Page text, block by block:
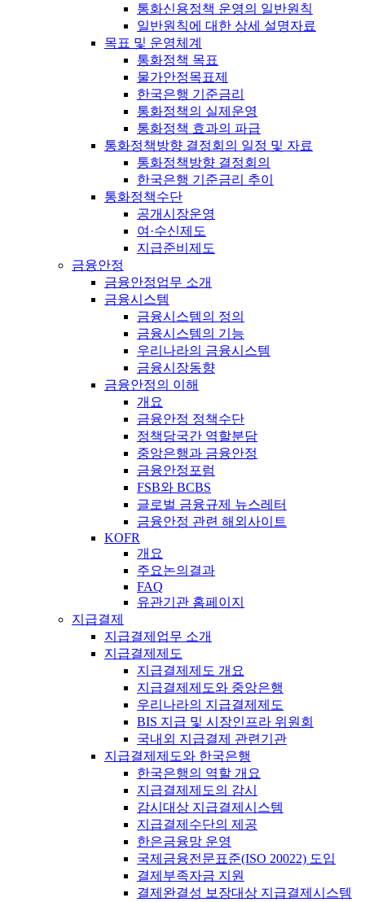
통화신용정책 운영의 일반원칙
일반원칙에 대한 상세 설명자료
목표 및 운영체계
통화정책 목표
물가안정목표제
한국은행 기준금리
통화정책의 실제운영
통화정책 효과의 파급
통화정책방향 결정회의 일정 및 자료
통화정책방향 결정회의
한국은행 기준금리 추이
통화정책수단
공개시장운영
여·수신제도
지급준비제도
금융안정
금융안정업무 소개
금융시스템
금융시스템의 정의
금융시스템의 기능
우리나라의 금융시스템
금융시장동향
금융안정의 이해
개요
금융안정 정책수단
정책당국간 역할분담
중앙은행과 금융안정
금융안정포럼
FSB와 BCBS
글로벌 금융규제 뉴스레터
금융안정 관련 해외사이트
KOFR
개요
주요논의결과
FAQ
유관기관 홈페이지
지급결제
지급결제업무 소개
지급결제제도
지급결제제도 개요
지급결제제도와 중앙은행
우리나라의 지급결제제도
BIS 지급 및 시장인프라 위원회
국내외 지급결제 관련기관
지급결제제도와 한국은행
한국은행의 역할 개요
지급결제제도의 감시
감시대상 지급결제시스템
지급결제수단의 제공
한은금융망 운영
국제금융전문표준(ISO 20022) 도입
결제부족자금 지원
결제완결성 보장대상 지급결제시스템